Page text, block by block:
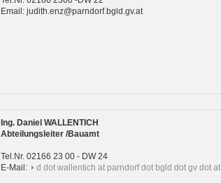
Email: judith.enz@parndorf.bgld.gv.at
Ing. Daniel WALLENTICH
Abteilungsleiter /Bauamt
Tel.Nr. 02166 23 00 - DW 24
E-Mail:
d dot wallentich at parndorf dot bgld dot gv dot at